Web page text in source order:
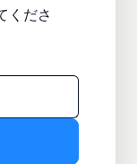
くださ